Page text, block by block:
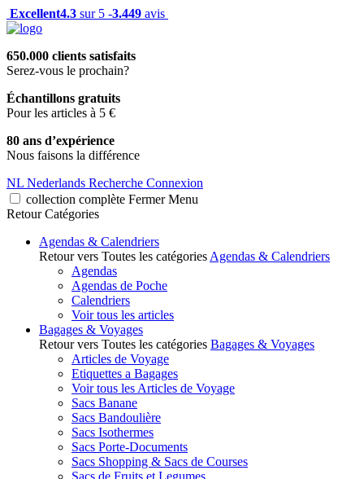
Excellent4.3 sur 5 -3.449 avis
650.000 clients satisfaits
Serez-vous le prochain?
Échantillons gratuits
Pour les articles à 5 €
80 ans d’expérience
Nous faisons la différence
NL Nederlands Recherche Connexion
collection complète Fermer Menu
Retour Catégories
Agendas & Calendriers
Retour vers Toutes les catégories Agendas & Calendriers
Agendas
Agendas de Poche
Calendriers
Voir tous les articles
Bagages & Voyages
Retour vers Toutes les catégories Bagages & Voyages
Articles de Voyage
Etiquettes a Bagages
Voir tous les Articles de Voyage
Sacs Banane
Sacs Bandoulière
Sacs Isothermes
Sacs Porte-Documents
Sacs Shopping & Sacs de Courses
Sacs de Fruits et Legumes